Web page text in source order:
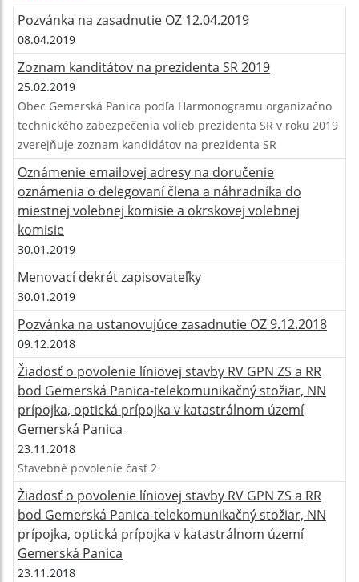
Pozvánka na zasadnutie OZ 12.04.2019
08.04.2019
Zoznam kanditátov na prezidenta SR 2019
25.02.2019
Obec Gemerská Panica podľa Harmonogramu organizačno
technického zabezpečenia volieb prezidenta SR v roku 2019
zverejňuje zoznam kandidátov na prezidenta SR
Oznámenie emailovej adresy na doručenie
oznámenia o delegovaní člena a náhradníka do
miestnej volebnej komisie a okrskovej volebnej
komisie
30.01.2019
Menovací dekrét zapisovateľky
30.01.2019
Pozvánka na ustanovujúce zasadnutie OZ 9.12.2018
09.12.2018
Žiadosť o povolenie líniovej stavby RV GPN ZS a RR
bod Gemerská Panica-telekomunikačný stožiar, NN
prípojka, optická prípojka v katastrálnom území
Gemerská Panica
23.11.2018
Stavebné povolenie časť 2
Žiadosť o povolenie líniovej stavby RV GPN ZS a RR
bod Gemerská Panica-telekomunikačný stožiar, NN
prípojka, optická prípojka v katastrálnom území
Gemerská Panica
23.11.2018